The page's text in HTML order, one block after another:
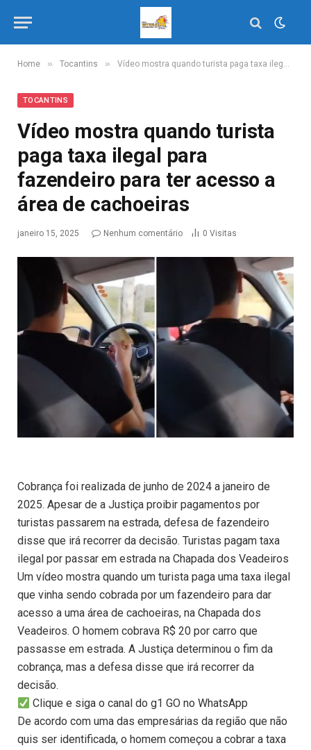
Home » Tocantins » Vídeo mostra quando turista paga taxa ilegal para fazendeiro para ter acesso a área de cachoeiras
TOCANTINS
Vídeo mostra quando turista
paga taxa ilegal para
fazendeiro para ter acesso a
área de cachoeiras
janeiro 15, 2025 Nenhum comentário 0 Visitas
Cobrança foi realizada de junho de 2024 a janeiro de
2025. Apesar de a Justiça proibir pagamentos por
turistas passarem na estrada, defesa de fazendeiro
disse que irá recorrer da decisão. Turistas pagam taxa
ilegal por passar em estrada na Chapada dos Veadeiros
Um vídeo mostra quando um turista paga uma taxa ilegal
que vinha sendo cobrada por um fazendeiro para dar
acesso a uma área de cachoeiras, na Chapada dos
Veadeiros. O homem cobrava R$ 20 por carro que
passasse em estrada. A Justiça determinou o fim da
cobrança, mas a defesa disse que irá recorrer da
decisão.
Clique e siga o canal do g1 GO no WhatsApp
De acordo com uma das empresárias da região que não
quis ser identificada, o homem começou a cobrar a taxa